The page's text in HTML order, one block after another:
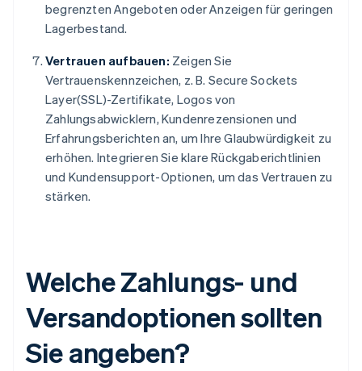
begrenzten Angeboten oder Anzeigen für geringen
Lagerbestand.
Vertrauen aufbauen: Zeigen Sie
Vertrauenskennzeichen, z. B. Secure Sockets
Layer(SSL)-Zertifikate, Logos von
Zahlungsabwicklern, Kundenrezensionen und
Erfahrungsberichten an, um Ihre Glaubwürdigkeit zu
erhöhen. Integrieren Sie klare Rückgaberichtlinien
und Kundensupport-Optionen, um das Vertrauen zu
stärken.
Welche Zahlungs- und
Versandoptionen sollten
Sie angeben?